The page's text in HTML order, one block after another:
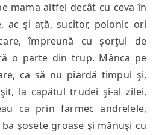
mama altfel decât cu ceva în
ac şi aţă, sucitor, polonic ori
împreună cu şorţul de
o parte din trup. Mânca pe
ca să nu piardă timpul şi,
la capătul trudei şi-al zilei,
ca prin farmec andrelele,
şosete groase şi mănuşi cu